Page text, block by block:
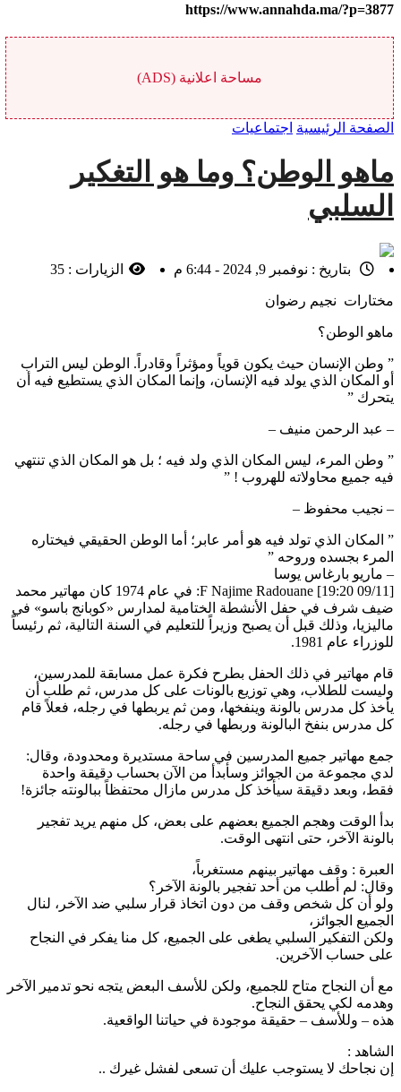
https://www.annahda.ma/?p=3877
مساحة اعلانية (ADS)
الصفحة الرئيسية اجتماعيات
ماهو الوطن؟ وما هو التغكير
السلبي
بتاريخ : نوفمبر 9, 2024 - 6:44 م الزيارات : 35
مختارات نجيم رضوان
ماهو الوطن؟
” وطن الإنسان حيث يكون قوياً ومؤثراً وقادراً. الوطن ليس التراب
أو المكان الذي يولد فيه الإنسان، وإنما المكان الذي يستطيع فيه أن
يتحرك ”
– عبد الرحمن منيف –
” وطن المرء، ليس المكان الذي ولد فيه ؛ بل هو المكان الذي تنتهي
فيه جميع محاولاته للهروب ! ”
– نجيب محفوظ –
” المكان الذي تولد فيه هو أمر عابر؛ أما الوطن الحقيقي فيختاره
المرء بجسده وروحه ”
– ماريو بارغاس يوسا
[09/11 19:20] F Najime Radouane: في عام 1974 كان مهاتير محمد
ضيف شرف في حفل الأنشطة الختامية لمدارس «كوبانج باسو» في
ماليزيا، وذلك قبل أن يصبح وزيراً للتعليم في السنة التالية، ثم رئيساً
للوزراء عام 1981.
قام مهاتير في ذلك الحفل بطرح فكرة عمل مسابقة للمدرسين،
وليست للطلاب، وهي توزيع بالونات على كل مدرس، ثم طلب أن
يأخذ كل مدرس بالونة وينفخها، ومن ثم يربطها في رجله، فعلاً‌ قام
كل مدرس بنفخ البالونة وربطها في رجله.
جمع مهاتير جميع المدرسين في ساحة مستديرة ومحدودة، وقال:
لدي مجموعة من الجوائز وسأبدأ من الآن بحساب دقيقة واحدة
فقط، وبعد دقيقة سيأخذ كل مدرس مازال محتفظاً ببالونته جائزة!
بدأ الوقت وهجم الجميع بعضهم على بعض، كل منهم يريد تفجير
بالونة الآخر، حتى انتهى الوقت.
العبرة : وقف مهاتير بينهم مستغرباً،
وقال: لم أطلب من أحد تفجير بالونة الآخر؟
ولو أن كل شخص وقف من دون اتخاذ قرار سلبي ضد الآخر، لنال
الجميع الجوائز،
ولكن التفكير السلبي يطغى على الجميع، كل منا يفكر في النجاح
على حساب الآخرين.
مع أن النجاح متاح للجميع، ولكن للأ‌سف البعض يتجه نحو تدمير الآخر
وهدمه لكي يحقق النجاح.
هذه – وللأسف – حقيقة موجودة في حياتنا الواقعية.
الشاهد :
إن نجاحك لا يستوجب عليك أن تسعى لفشل غيرك ..